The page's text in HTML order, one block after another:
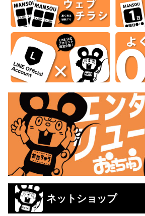
ネットショップ